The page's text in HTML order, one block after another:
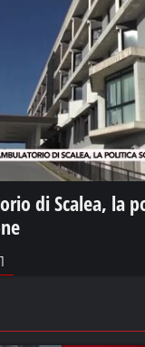
di Scalea, la